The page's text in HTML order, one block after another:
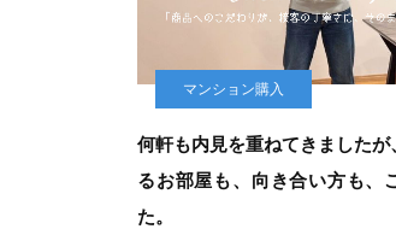
マンション購入
何軒も内見を重ねてきました
るお部屋も、向き合い方も、
た。